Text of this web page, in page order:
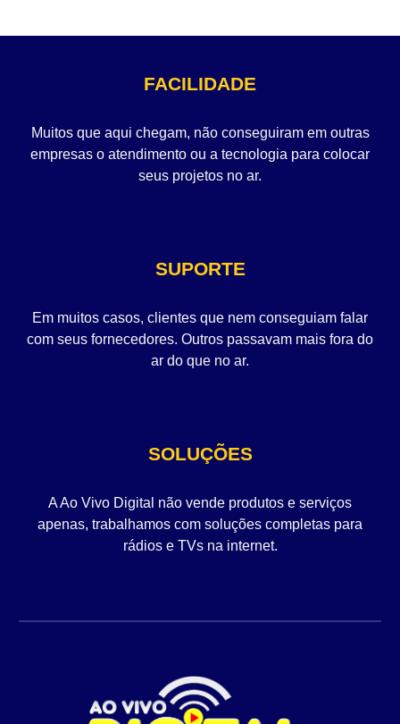
FACILIDADE
Muitos que aqui chegam, não conseguiram em outras
empresas o atendimento ou a tecnologia para colocar
seus projetos no ar.
SUPORTE
Em muitos casos, clientes que nem conseguiam falar
com seus fornecedores. Outros passavam mais fora do
ar do que no ar.
SOLUÇÕES
A Ao Vivo Digital não vende produtos e serviços
apenas, trabalhamos com soluções completas para
rádios e TVs na internet.